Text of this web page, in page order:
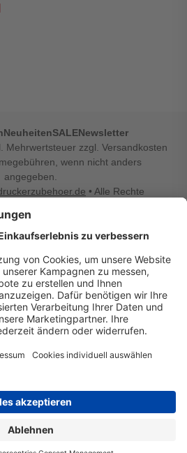
NeuheitenSALENewsletter
Mehrwertsteuer zzgl. Versandkosten
wenn nicht anders
angegeben.
• Alle Rechte
widerrufen
preiswerte Qualität für Ihr Office
dem passenden Druckerzubehör
Büro, den Computer oder Ihr
Sie bei Druckerzubehoer.de genau
bietet unter anderem Tinte
Druckermodelle – großer sowie
sind wir Ihr Online Fachhandel für
ausstatten oder den Alltag mit
komfortabler macht, finden Sie
Schulbedarf, Beleuchtung,
Sie günstige Angebote und
auf Druckerzubehoer.de!